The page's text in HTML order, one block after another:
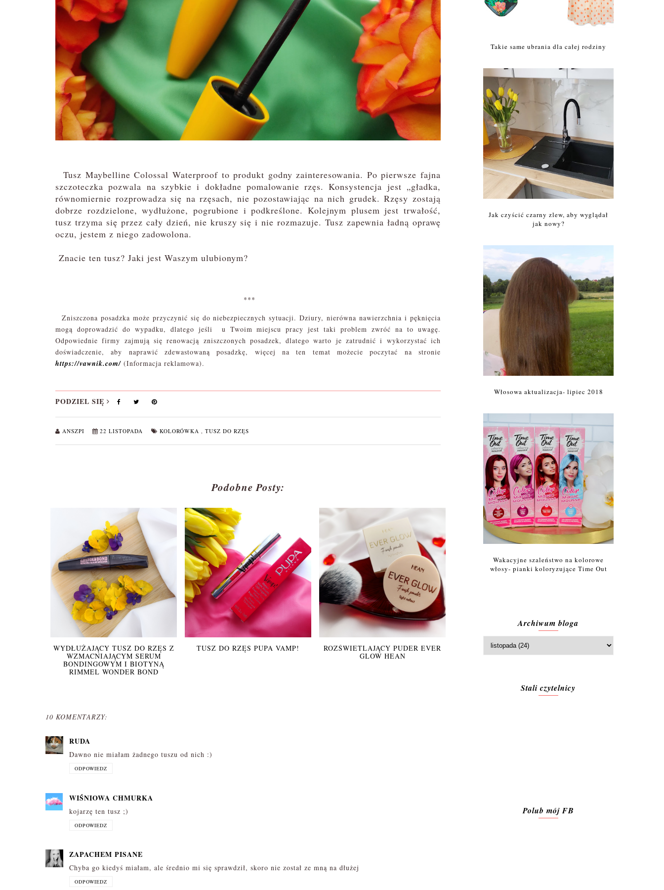
Tusz Maybelline Colossal Waterproof to produkt godny zainteresowania. Po pierwsze fajna
szczoteczka pozwala na szybkie i dokładne pomalowanie rzęs. Konsystencja jest „gładka,
równomiernie rozprowadza się na rzęsach, nie pozostawiając na nich grudek. Rzęsy zostają
dobrze rozdzielone, wydłużone, pogrubione i podkreślone. Kolejnym plusem jest trwałość,
tusz trzyma się przez cały dzień, nie kruszy się i nie rozmazuje. Tusz zapewnia ładną oprawę
oczu, jestem z niego zadowolona.
Znacie ten tusz? Jaki jest Waszym ulubionym?
***
Zniszczona posadzka może przyczynić się do niebezpiecznych sytuacji. Dziury, nierówna nawierzchnia i pęknięcia
mogą doprowadzić do wypadku, dlatego jeśli u Twoim miejscu pracy jest taki problem zwróć na to uwagę.
Odpowiednie firmy zajmują się renowacją zniszczonych posadzek, dlatego warto je zatrudnić i wykorzystać ich
doświadczenie, aby naprawić zdewastowaną posadzkę, więcej na ten temat możecie poczytać na stronie
https://vawnik.com/ (Informacja reklamowa).
PODZIEL SIĘ
ANSZPI 22 LISTOPADA KOLORÓWKA TUSZ DO RZĘS
Podobne Posty:
WYDŁUŻAJĄCY TUSZ DO RZĘS Z
WZMACNIAJĄCYM SERUM
BONDINGOWYM I BIOTYNĄ
RIMMEL WONDER BOND
TUSZ DO RZĘS PUPA VAMP!
ROZŚWIETLAJĄCY PUDER EVER
GLOW HEAN
10 KOMENTARZY:
RUDA
Dawno nie miałam żadnego tuszu od nich :)
ODPOWIEDZ
WIŚNIOWA CHMURKA
kojarzę ten tusz ;)
ODPOWIEDZ
ZAPACHEM PISANE
Chyba go kiedyś miałam, ale średnio mi się sprawdził, skoro nie został ze mną na dłużej
ODPOWIEDZ
Takie same ubrania dla całej rodziny
Jak czyścić czarny zlew, aby wyglądał
jak nowy?
Włosowa aktualizacja- lipiec 2018
Wakacyjne szaleństwo na kolorowe
włosy- pianki koloryzujące Time Out
Archiwum bloga
Stali czytelnicy
Polub mój FB